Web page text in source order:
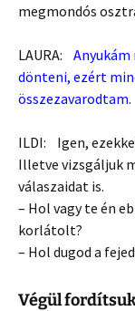
megmondós
LAURA:
dönteni, ezért
összezavarodtam.
ILDI: Igen,
Illetve vizsgáljuk
válaszaidat is.
– Hol vagy te én
korlátolt?
– Hol dugod a
Végül